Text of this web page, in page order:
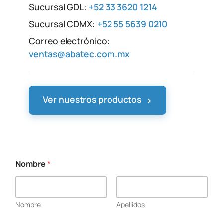
Sucursal GDL: +52 33 3620 1214
Sucursal CDMX: +52 55 5639 0210
Correo electrónico:
ventas@abatec.com.mx
Ver nuestros productos ›
Nombre*
Nombre Apellidos